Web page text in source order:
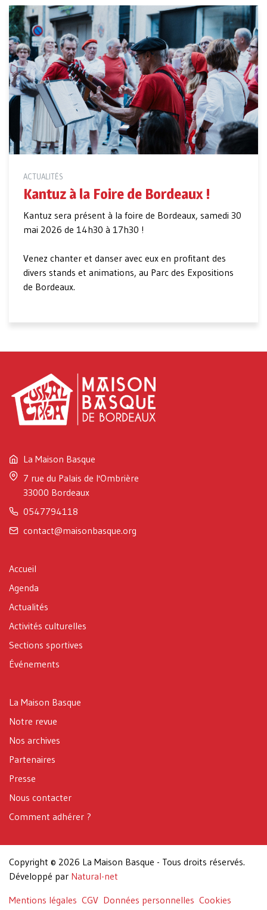
ACTUALITÉS
Kantuz à la Foire de Bordeaux !
Kantuz sera présent à la foire de Bordeaux, samedi 30
mai 2026 de 14h30 à 17h30 !
Venez chanter et danser avec eux en profitant des
divers stands et animations, au Parc des Expositions
de Bordeaux.
La Maison Basque
7 rue du Palais de l'Ombrière
33000 Bordeaux
0547794118
contact@maisonbasque.org
Accueil
Agenda
Actualités
Activités culturelles
Sections sportives
Événements
La Maison Basque
Notre revue
Nos archives
Partenaires
Presse
Nous contacter
Comment adhérer ?
Copyright © 2026 La Maison Basque - Tous droits réservés.
Développé par Natural-net
Mentions légales CGV Données personnelles Cookies